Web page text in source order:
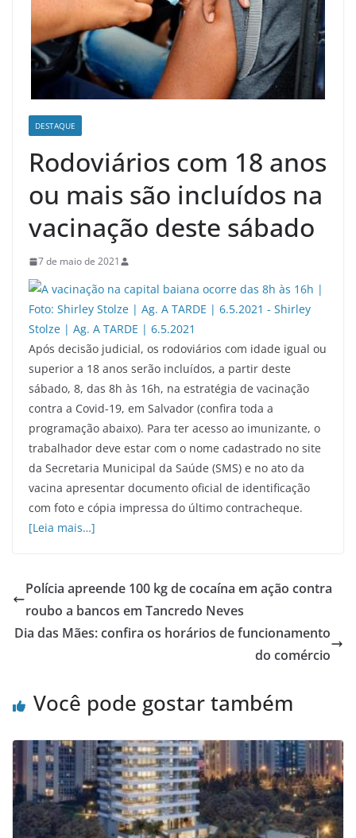
DESTAQUE
Rodoviários com 18 anos
ou mais são incluídos na
vacinação deste sábado
7 de maio de 2021
Após decisão judicial, os rodoviários com idade igual ou
superior a 18 anos serão incluídos, a partir deste
sábado, 8, das 8h às 16h, na estratégia de vacinação
contra a Covid-19, em Salvador (confira toda a
programação abaixo). Para ter acesso ao imunizante, o
trabalhador deve estar com o nome cadastrado no site
da Secretaria Municipal da Saúde (SMS) e no ato da
vacina apresentar documento oficial de identificação
com foto e cópia impressa do último contracheque.
[Leia mais…]
Polícia apreende 100 kg de cocaína em ação contra
roubo a bancos em Tancredo Neves
Dia das Mães: confira os horários de funcionamento
do comércio
Você pode gostar também